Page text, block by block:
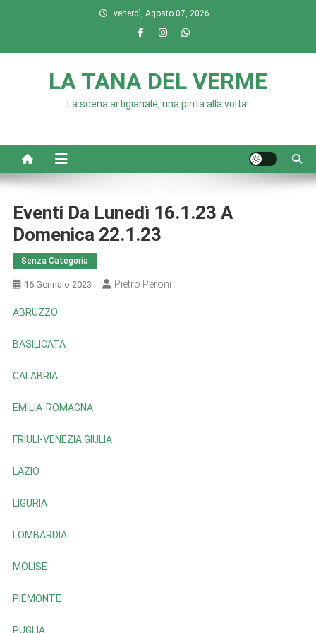
venerdì, Agosto 07, 2026
LA TANA DEL VERME
La scena artigianale, una pinta alla volta!
Eventi Da Lunedì 16.1.23 A
Domenica 22.1.23
Senza Categoria
16 Gennaio 2023 Pietro Peroni
ABRUZZO
BASILICATA
CALABRIA
EMILIA-ROMAGNA
FRIULI-VENEZIA GIULIA
LAZIO
LIGURIA
LOMBARDIA
MOLISE
PIEMONTE
PUGLIA